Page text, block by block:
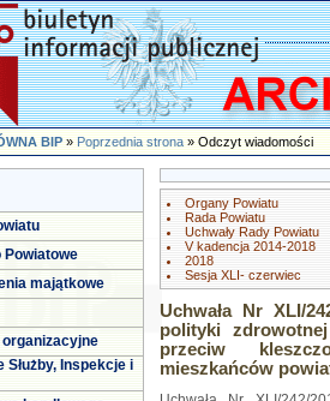
BIP»Poprzednia strona» Odczyt wiadomości
majątkowe
Służby, Inspekcje i
Organy Powiatu
Rada Powiatu
Uchwały Rady Powiatu
V kadencja 2014-2018
2018
Sesja XLI- czerwiec
Uchwała Nr XLI/
polityki
przeciw
mieszkańców